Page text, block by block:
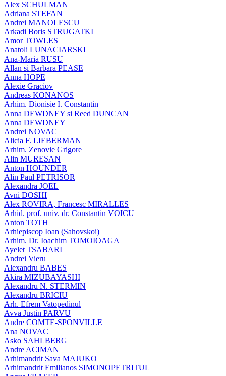
Alex SCHULMAN
Adriana STEFAN
Andrei MANOLESCU
Arkadi Boris STRUGATKI
Amor TOWLES
Anatoli LUNACIARSKI
Ana-Maria RUSU
Allan si Barbara PEASE
Anna HOPE
Alexie Graciov
Andreas KONANOS
Arhim. Dionisie I. Constantin
Anna DEWDNEY si Reed DUNCAN
Anna DEWDNEY
Andrei NOVAC
Alicia F. LIEBERMAN
Arhim. Zenovie Grigore
Alin MURESAN
Anton HOUNDER
Alin Paul PETRISOR
Alexandra JOEL
Avni DOSHI
Alex ROVIRA, Francesc MIRALLES
Arhid. prof. univ. dr. Constantin VOICU
Anton TOTH
Arhiepiscop Ioan (Sahovskoi)
Arhim. Dr. Ioachim TOMOIOAGA
Ayelet TSABARI
Andrei Vieru
Alexandru BABES
Akira MIZUBAYASHI
Alexandru N. STERMIN
Alexandru BRICIU
Arh. Efrem Vatopedinul
Avva Justin PARVU
Andre COMTE-SPONVILLE
Ana NOVAC
Asko SAHLBERG
Andre ACIMAN
Arhimandrit Sava MAJUKO
Arhimandrit Emilianos SIMONOPETRITUL